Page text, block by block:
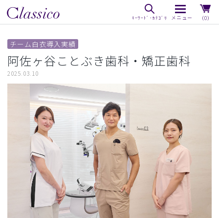
（0）
チーム白衣導入実績
阿佐ヶ谷ことぶき歯科・矯正歯科
2025.03.10